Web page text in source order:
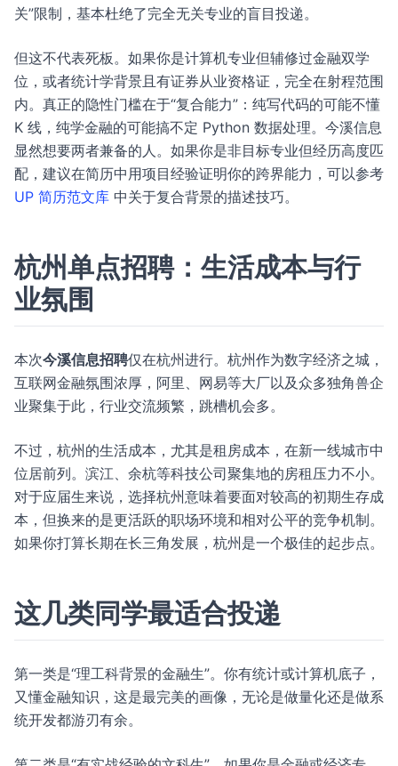
关”限制，基本杜绝了完全无关专业的盲目投递。
但这不代表死板。如果你是计算机专业但辅修过金融双学
位，或者统计学背景且有证券从业资格证，完全在射程范围
内。真正的隐性门槛在于“复合能力”：纯写代码的可能不懂
K 线，纯学金融的可能搞不定 Python 数据处理。今溪信息
显然想要两者兼备的人。如果你是非目标专业但经历高度匹
配，建议在简历中用项目经验证明你的跨界能力，可以参考
UP 简历范文库 中关于复合背景的描述技巧。
杭州单点招聘：生活成本与行
业氛围
本次今溪信息招聘仅在杭州进行。杭州作为数字经济之城，
互联网金融氛围浓厚，阿里、网易等大厂以及众多独角兽企
业聚集于此，行业交流频繁，跳槽机会多。
不过，杭州的生活成本，尤其是租房成本，在新一线城市中
位居前列。滨江、余杭等科技公司聚集地的房租压力不小。
对于应届生来说，选择杭州意味着要面对较高的初期生存成
本，但换来的是更活跃的职场环境和相对公平的竞争机制。
如果你打算长期在长三角发展，杭州是一个极佳的起步点。
这几类同学最适合投递
第一类是“理工科背景的金融生”。你有统计或计算机底子，
又懂金融知识，这是最完美的画像，无论是做量化还是做系
统开发都游刃有余。